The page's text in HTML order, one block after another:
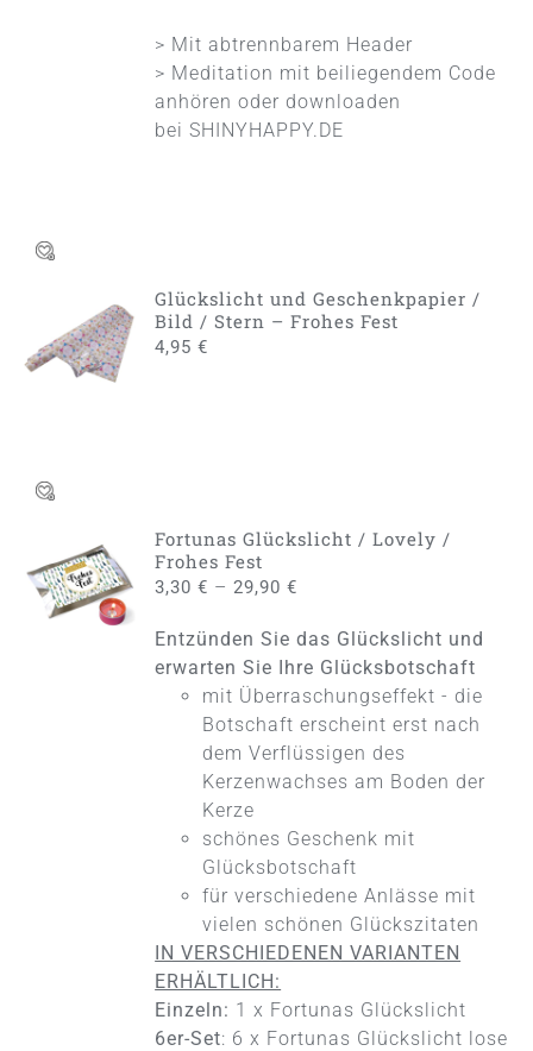
> Mit abtrennbarem Header
> Meditation mit beiliegendem Code
anhören oder downloaden
beiSHINYHAPPY.DE
IN DEN
WARENKORB
/
DETAILS
Glückslicht und Geschenkpapier /
Bild / Stern – Frohes Fest
4,95€
AUSFÜHRUNG
WÄHLEN
DIESES
PRODUKT
MEHRERE
PRODUKTSEITE
/
DETAILS
Fortunas Glückslicht / Lovely /
Frohes Fest
3,30€ –29,90€
Entzünden Sie das Glückslicht und
erwarten Sie Ihre Glücksbotschaft
mit Überraschungseffekt - die
Botschaft erscheint erst nach
dem Verflüssigen des
Kerzenwachses am Boden der
Kerze
schönes Geschenk mit
Glücksbotschaft
für verschiedene Anlässe mit
vielen schönen Glückszitaten
IN VERSCHIEDENEN VARIANTEN
ERHÄLTLICH:
Einzeln: 1 x Fortunas Glückslicht
6er-Set: 6 x Fortunas Glückslicht lose